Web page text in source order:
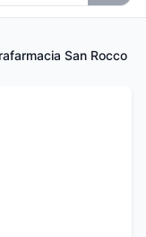
San Rocco